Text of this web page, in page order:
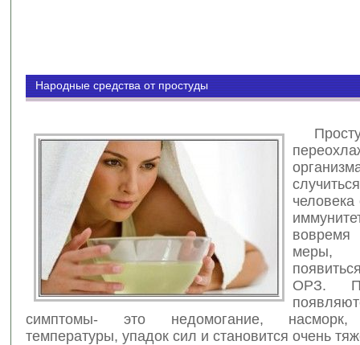
Народные средства от простуды
меры,
ОРЗ.
симптомы- это недомогание, насморк,
температуры, упадок сил и становится очень